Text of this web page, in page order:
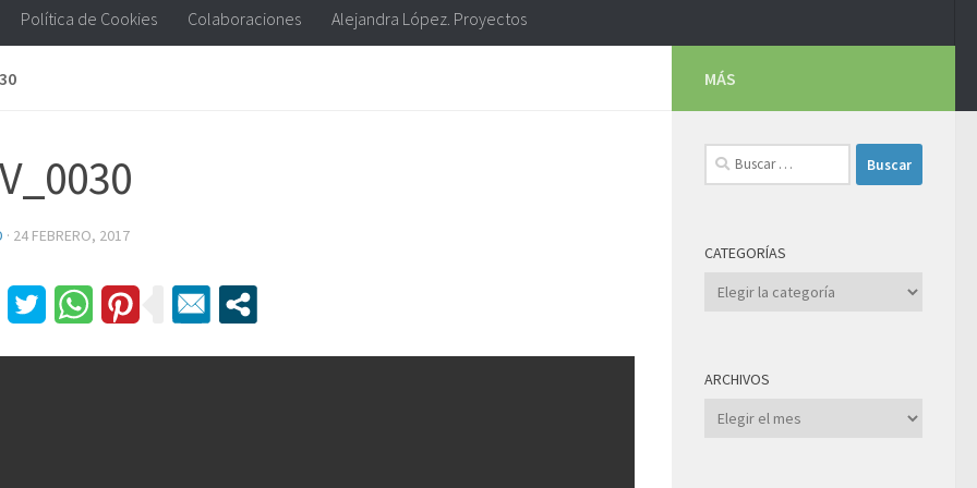
Política de Cookies Colaboraciones Alejandra López. Proyectos
· 24 FEBRERO, 2017
MÁS
Buscar:
CATEGORÍAS
Categorías
ARCHIVOS
Archivos